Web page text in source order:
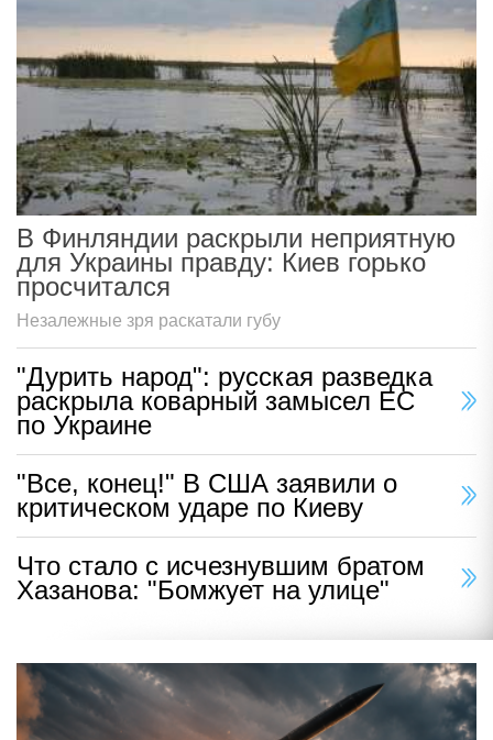
В Финляндии раскрыли неприятную
для Украины правду: Киев горько
просчитался
Незалежные зря раскатали губу
"Дурить народ": русская разведка
раскрыла коварный замысел ЕС
по Украине
"Все, конец!" В США заявили о
критическом ударе по Киеву
Что стало с исчезнувшим братом
Хазанова: "Бомжует на улице"